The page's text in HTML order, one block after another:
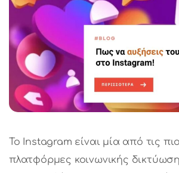
Το Instagram είναι μία από τις
πλατφόρμες κοινωνικής